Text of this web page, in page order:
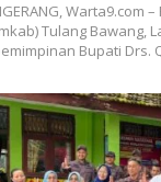
Warta9.com
Tulang Bawang,
Bupati Drs.